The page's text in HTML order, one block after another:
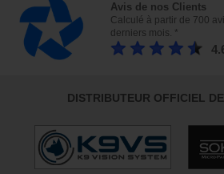
Avis de nos Clients
Calculé à partir de 700
derniers mois. *
DISTRIBUTEUR OFFICIEL